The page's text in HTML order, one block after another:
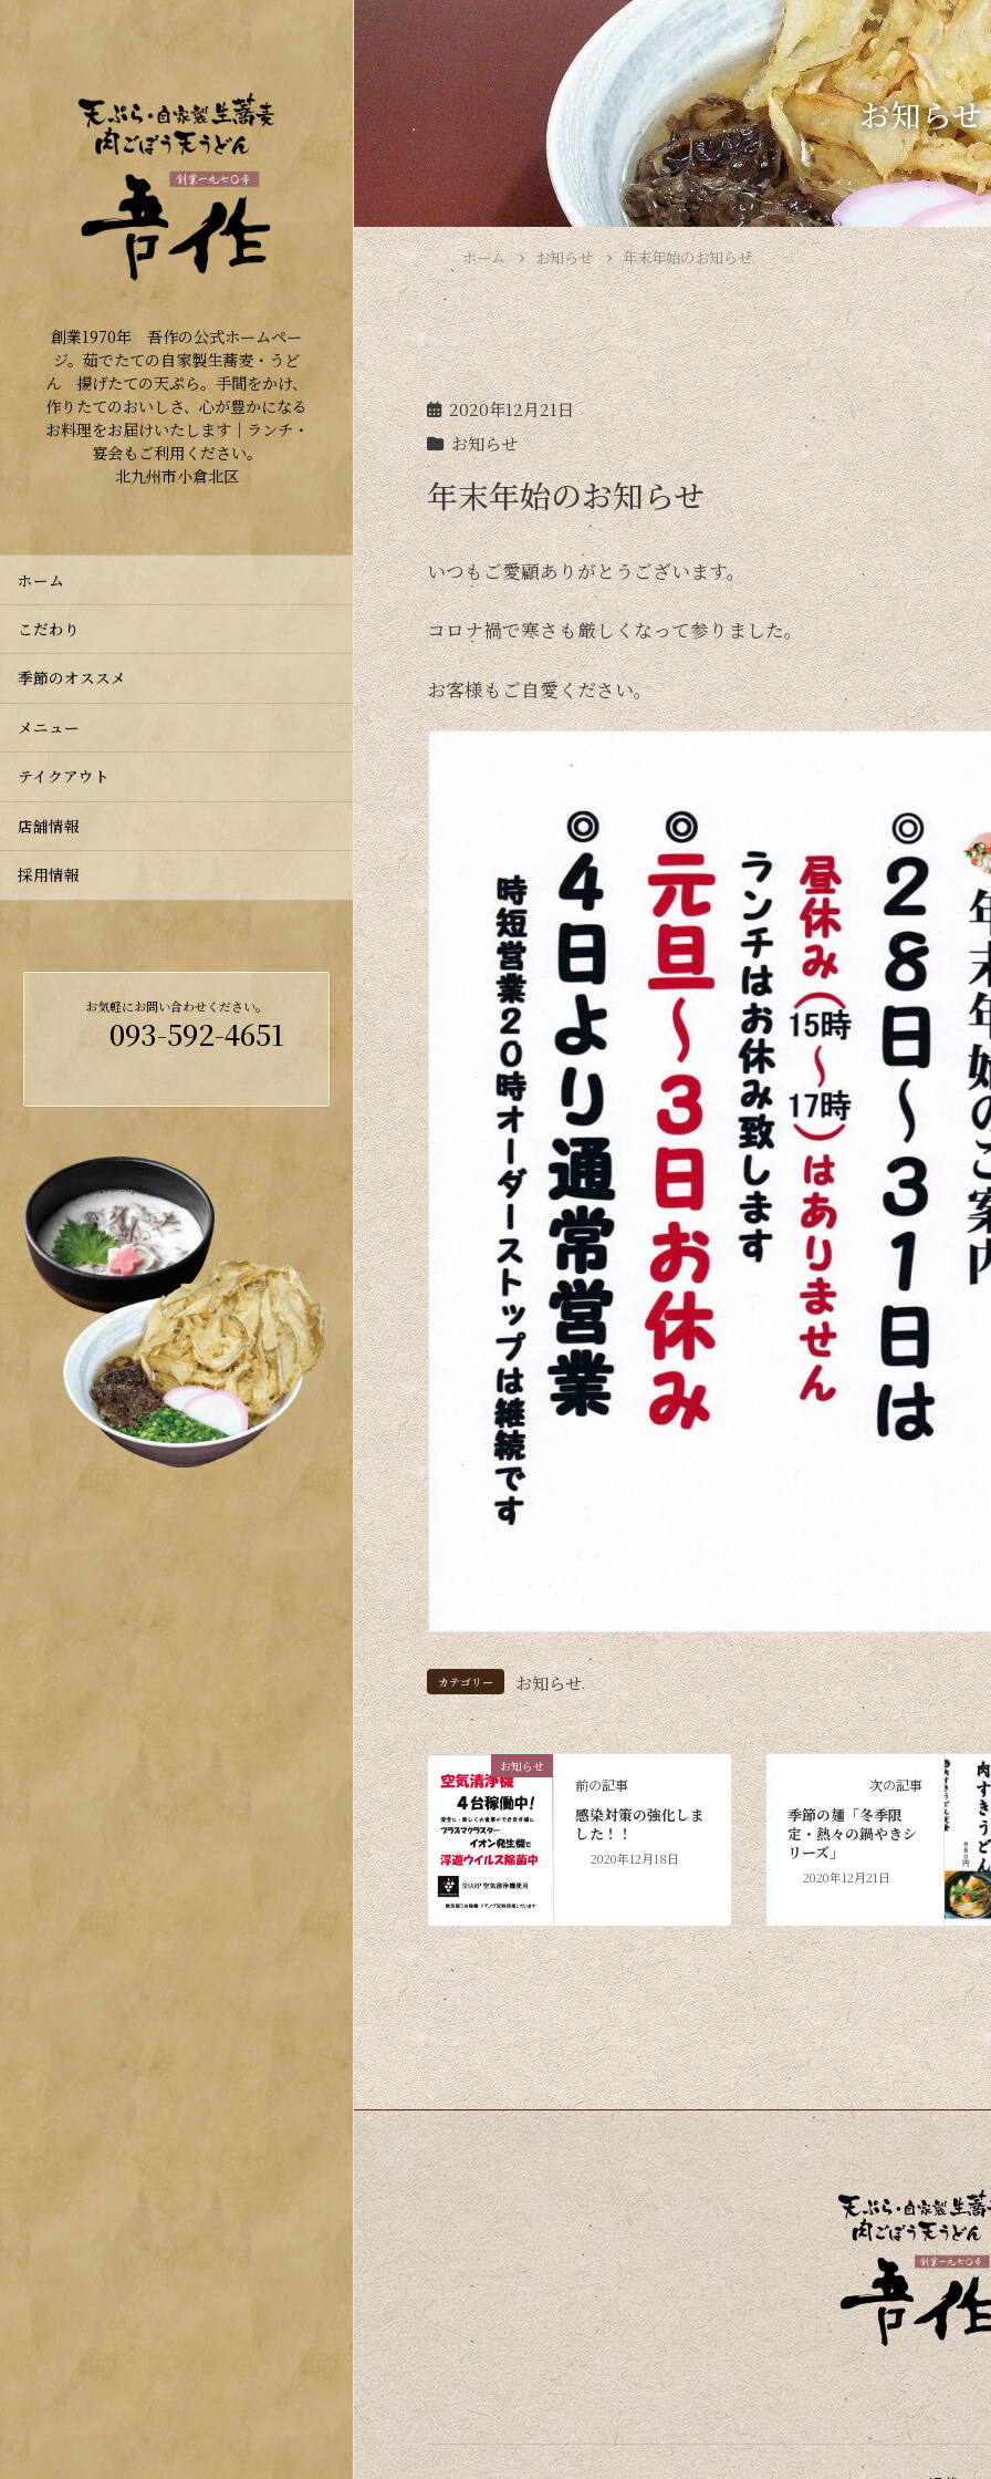
創業1970年 吾作の公式ホームペー
ジ。茹でたての自家製生蕎麦・うど
ん 揚げたての天ぷら。手間をかけ、
作りたてのおいしさ、心が豊かになる
お料理をお届けいたします｜ランチ・
宴会もご利用ください。
ホーム
こだわり
季節のオススメ
メニュー
テイクアウト
店舗情報
採用情報
お気軽にお問い合わせください。
093-592-4651
お知らせ
ホーム お知らせ 年末年始のお知らせ
2020年12月21日
お知らせ
年末年始のお知らせ
いつもご愛顧ありがとうございます。
コロナ禍で寒さも厳しくなって参りました。
お客様もご自愛ください。
カテゴリー お知らせ
お知らせ
前の記事
感染対策の強化しま
した！！
2020年12月18日
次の記事
季節の麺「冬季限
定・熱々の鍋やきシ
リーズ」
2020年12月21日